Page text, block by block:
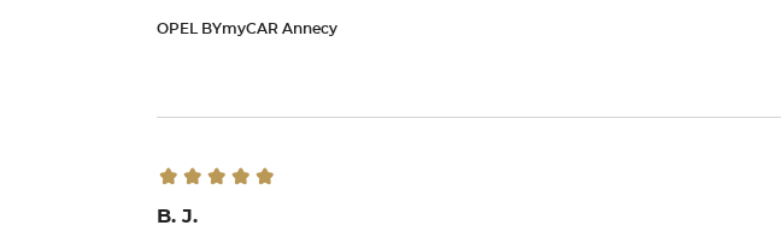
OPEL BYmyCAR Annecy
B. J.